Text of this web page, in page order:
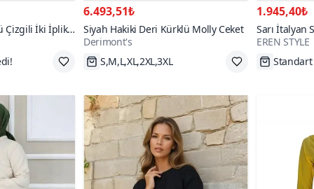
Çizgili İki İplik
6.493,51₺
Siyah Hakiki Deri Kürklü Molly Ceket
Derimont's
S,M,L,XL,2XL,3XL
1.945,40₺
Sarı İtalyan
Keteni
Takım
EREN STYLE